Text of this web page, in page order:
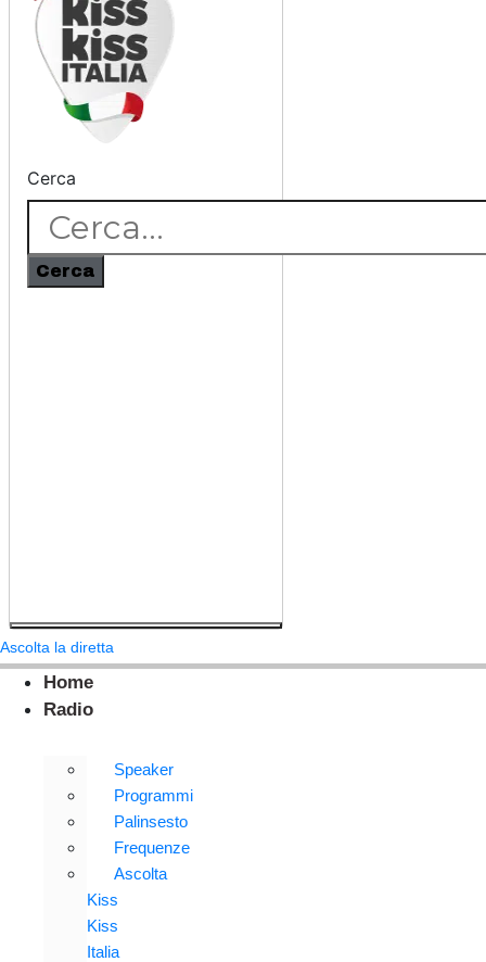
Cerca
Cerca
Ascolta la diretta
Home
Radio
Speaker
Programmi
Palinsesto
Frequenze
Ascolta
Kiss
Kiss
Italia